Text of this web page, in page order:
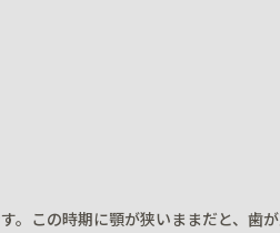
この時期に顎が狭いままだと、歯